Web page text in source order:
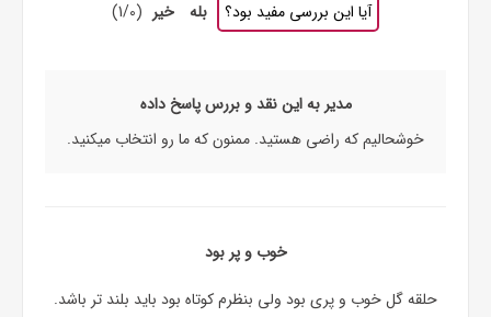
آیا این بررسی مفید بود؟
بله خیر (
1/0
)
مدیر به این نقد و بررس پاسخ داده
خوشحالیم که راضی هستید. ممنون که ما رو انتخاب میکنید.
خوب و پر بود
حلقه گل خوب و پری بود ولی بنظرم کوتاه بود باید بلند تر باشد.